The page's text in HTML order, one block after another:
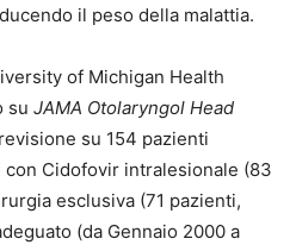
il peso della malattia.
of Michigan Health
su JAMA Otolaryngol Head
su 154 pazienti
Cidofovir intralesionale (83
esclusiva (71 pazienti,
(da Gennaio 2000 a